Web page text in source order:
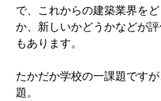
で、これからの建築業界を
か、新しいかどうかなどが
もあります。
たかだか学校の一課題です
題。